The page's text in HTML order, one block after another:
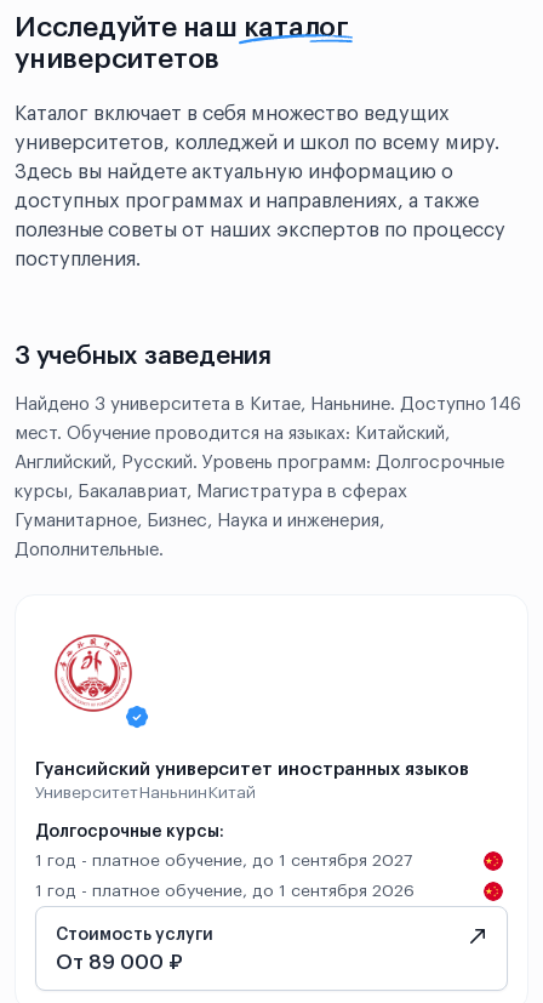
Исследуйте наш каталог
университетов
Каталог включает в себя множество ведущих
университетов, колледжей и школ по всему миру.
Здесь вы найдете актуальную информацию о
доступных программах и направлениях, а также
полезные советы от наших экспертов по процессу
поступления.
3 учебных заведения
Найдено 3 университета в Китае, Наньнине. Доступно 146
мест. Обучение проводится на языках: Китайский,
Английский, Русский. Уровень программ: Долгосрочные
курсы, Бакалавриат, Магистратура в сферах
Гуманитарное, Бизнес, Наука и инженерия,
Дополнительные.
Гуансийский университет иностранных языков
Университет Наньнин Китай
Долгосрочные курсы:
1 год - платное обучение, до 1 сентября 2027
1 год - платное обучение, до 1 сентября 2026
Стоимость услуги
От 89 000 ₽